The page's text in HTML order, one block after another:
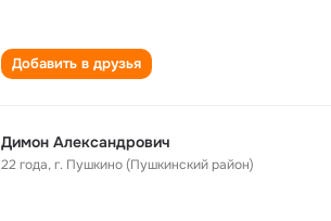
Добавить в друзья
Димон Александрович
22 года,г. Пушкино (Пушкинский район)